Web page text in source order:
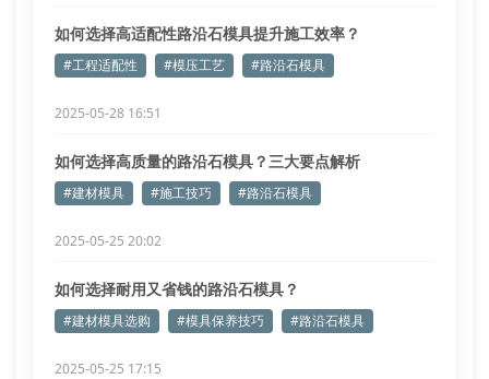
如何选择高适配性路沿石模具提升施工效率？
#工程适配性 #模压工艺 #路沿石模具
2025-05-28 16:51
如何选择高质量的路沿石模具？三大要点解析
#建材模具 #施工技巧 #路沿石模具
2025-05-25 20:02
如何选择耐用又省钱的路沿石模具？
#建材模具选购 #模具保养技巧 #路沿石模具
2025-05-25 17:15